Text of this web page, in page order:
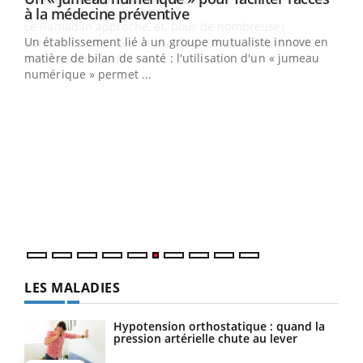
à la médecine préventiveYoutube
Un établissement lié à un groupe mutualiste innove en
matière de bilan de santé : l'utilisation d'un « jumeau
numérique » permet ...
LES MALADIES
Hypotension orthostatique : quand la
pression artérielle chute au lever